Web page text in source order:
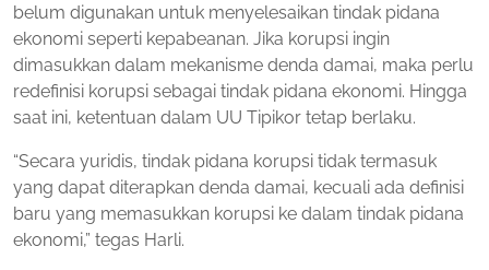
belum digunakan untuk menyelesaikan tindak pidana
ekonomi seperti kepabeanan. Jika korupsi ingin
dimasukkan dalam mekanisme denda damai, maka perlu
redefinisi korupsi sebagai tindak pidana ekonomi. Hingga
saat ini, ketentuan dalam UU Tipikor tetap berlaku.
“Secara yuridis, tindak pidana korupsi tidak termasuk
yang dapat diterapkan denda damai, kecuali ada definisi
baru yang memasukkan korupsi ke dalam tindak pidana
ekonomi,” tegas Harli.